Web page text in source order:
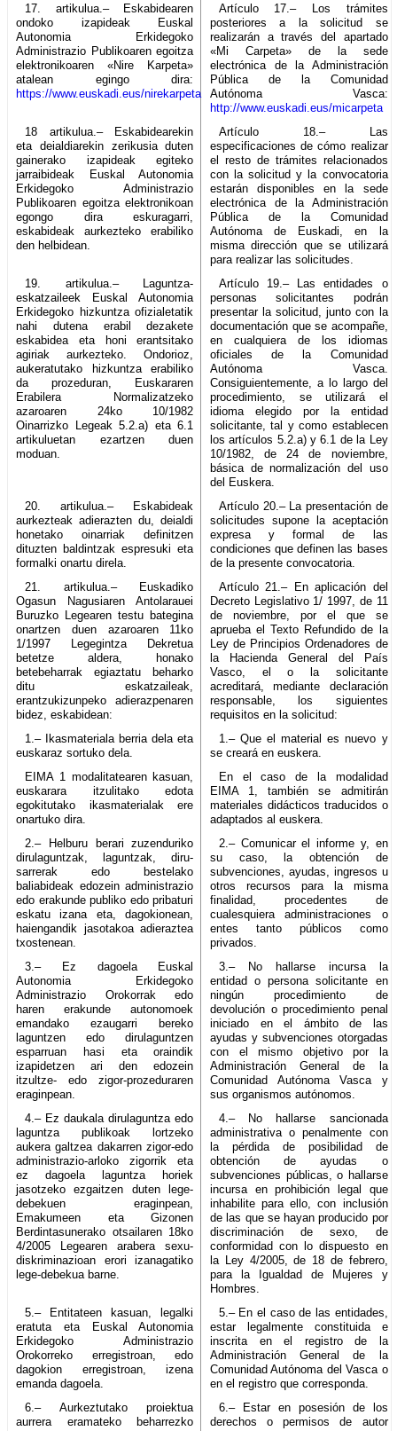
17. artikulua.– Eskabidearen
ondoko izapideak Euskal
Autonomia Erkidegoko
Administrazio Publikoaren egoitza
elektronikoaren «Nire Karpeta»
atalean egingo dira:
https://www.euskadi.eus/nirekarpeta
Artículo 17.– Los trámites
posteriores a la solicitud se
realizarán a través del apartado
«Mi Carpeta» de la sede
electrónica de la Administración
Pública de la Comunidad
Autónoma Vasca:
http://www.euskadi.eus/micarpeta
18 artikulua.– Eskabidearekin
eta deialdiarekin zerikusia duten
gainerako izapideak egiteko
jarraibideak Euskal Autonomia
Erkidegoko Administrazio
Publikoaren egoitza elektronikoan
egongo dira eskuragarri,
eskabideak aurkezteko erabiliko
den helbidean.
Artículo 18.– Las
especificaciones de cómo realizar
el resto de trámites relacionados
con la solicitud y la convocatoria
estarán disponibles en la sede
electrónica de la Administración
Pública de la Comunidad
Autónoma de Euskadi, en la
misma dirección que se utilizará
para realizar las solicitudes.
19. artikulua.– Laguntza-
eskatzaileek Euskal Autonomia
Erkidegoko hizkuntza ofizialetatik
nahi dutena erabil dezakete
eskabidea eta honi erantsitako
agiriak aurkezteko. Ondorioz,
aukeratutako hizkuntza erabiliko
da prozeduran, Euskararen
Erabilera Normalizatzeko
azaroaren 24ko 10/1982
Oinarrizko Legeak 5.2.a) eta 6.1
artikuluetan ezartzen duen
moduan.
Artículo 19.– Las entidades o
personas solicitantes podrán
presentar la solicitud, junto con la
documentación que se acompañe,
en cualquiera de los idiomas
oficiales de la Comunidad
Autónoma Vasca.
Consiguientemente, a lo largo del
procedimiento, se utilizará el
idioma elegido por la entidad
solicitante, tal y como establecen
los artículos 5.2.a) y 6.1 de la Ley
10/1982, de 24 de noviembre,
básica de normalización del uso
del Euskera.
20. artikulua.– Eskabideak
aurkezteak adierazten du, deialdi
honetako oinarriak definitzen
dituzten baldintzak espresuki eta
formalki onartu direla.
Artículo 20.– La presentación de
solicitudes supone la aceptación
expresa y formal de las
condiciones que definen las bases
de la presente convocatoria.
21. artikulua.– Euskadiko
Ogasun Nagusiaren Antolarauei
Buruzko Legearen testu bategina
onartzen duen azaroaren 11ko
1/1997 Legegintza Dekretua
betetze aldera, honako
betebeharrak egiaztatu beharko
ditu eskatzaileak,
erantzukizunpeko adierazpenaren
bidez, eskabidean:
Artículo 21.– En aplicación del
Decreto Legislativo 1/ 1997, de 11
de noviembre, por el que se
aprueba el Texto Refundido de la
Ley de Principios Ordenadores de
la Hacienda General del País
Vasco, el o la solicitante
acreditará, mediante declaración
responsable, los siguientes
requisitos en la solicitud:
1.– Ikasmateriala berria dela eta
euskaraz sortuko dela.
1.– Que el material es nuevo y
se creará en euskera.
EIMA 1 modalitatearen kasuan,
euskarara itzulitako edota
egokitutako ikasmaterialak ere
onartuko dira.
En el caso de la modalidad
EIMA 1, también se admitirán
materiales didácticos traducidos o
adaptados al euskera.
2.– Helburu berari zuzenduriko
dirulaguntzak, laguntzak, diru-
sarrerak edo bestelako
baliabideak edozein administrazio
edo erakunde publiko edo pribaturi
eskatu izana eta, dagokionean,
haiengandik jasotakoa adieraztea
txostenean.
2.– Comunicar el informe y, en
su caso, la obtención de
subvenciones, ayudas, ingresos u
otros recursos para la misma
finalidad, procedentes de
cualesquiera administraciones o
entes tanto públicos como
privados.
3.– Ez dagoela Euskal
Autonomia Erkidegoko
Administrazio Orokorrak edo
haren erakunde autonomoek
emandako ezaugarri bereko
laguntzen edo dirulaguntzen
esparruan hasi eta oraindik
izapidetzen ari den edozein
itzultze- edo zigor-prozeduraren
eraginpean.
3.– No hallarse incursa la
entidad o persona solicitante en
ningún procedimiento de
devolución o procedimiento penal
iniciado en el ámbito de las
ayudas y subvenciones otorgadas
con el mismo objetivo por la
Administración General de la
Comunidad Autónoma Vasca y
sus organismos autónomos.
4.– Ez daukala dirulaguntza edo
laguntza publikoak lortzeko
aukera galtzea dakarren zigor-edo
administrazio-arloko zigorrik eta
ez dagoela laguntza horiek
jasotzeko ezgaitzen duten lege-
debekuen eraginpean,
Emakumeen eta Gizonen
Berdintasunerako otsailaren 18ko
4/2005 Legearen arabera sexu-
diskriminazioan erori izanagatiko
lege-debekua barne.
4.– No hallarse sancionada
administrativa o penalmente con
la pérdida de posibilidad de
obtención de ayudas o
subvenciones públicas, o hallarse
incursa en prohibición legal que
inhabilite para ello, con inclusión
de las que se hayan producido por
discriminación de sexo, de
conformidad con lo dispuesto en
la Ley 4/2005, de 18 de febrero,
para la Igualdad de Mujeres y
Hombres.
5.– Entitateen kasuan, legalki
eratuta eta Euskal Autonomia
Erkidegoko Administrazio
Orokorreko erregistroan, edo
dagokion erregistroan, izena
emanda dagoela.
5.– En el caso de las entidades,
estar legalmente constituida e
inscrita en el registro de la
Administración General de la
Comunidad Autónoma del Vasca o
en el registro que corresponda.
6.– Aurkeztutako proiektua
aurrera eramateko beharrezko
6.– Estar en posesión de los
derechos o permisos de autor